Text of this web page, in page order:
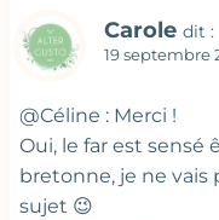
Carole dit :
19 septembre
@Céline : Merci !
Oui, le far est sensé
bretonne, je ne vais
sujet 😉